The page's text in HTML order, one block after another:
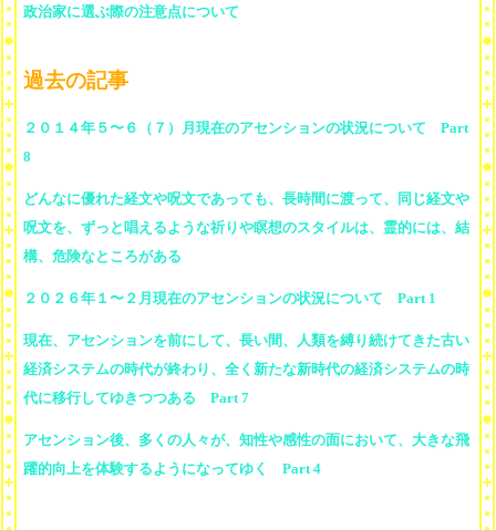
政治家に選ぶ際の注意点について
過去の記事
２０１４年５〜６（７）月現在のアセンションの状況について Part
8
どんなに優れた経文や呪文であっても、長時間に渡って、同じ経文や
呪文を、ずっと唱えるような祈りや瞑想のスタイルは、霊的には、結
構、危険なところがある
２０２６年１〜２月現在のアセンションの状況について Part 1
現在、アセンションを前にして、長い間、人類を縛り続けてきた古い
経済システムの時代が終わり、全く新たな新時代の経済システムの時
代に移行してゆきつつある Part 7
アセンション後、多くの人々が、知性や感性の面において、大きな飛
躍的向上を体験するようになってゆく Part 4